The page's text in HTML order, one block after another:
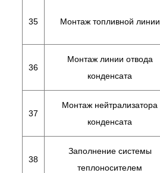
35 Монтаж топливной линии
36
Монтаж линии отвода
конденсата
37
Монтаж нейтрализатора
конденсата
38
Заполнение системы
теплоносителем